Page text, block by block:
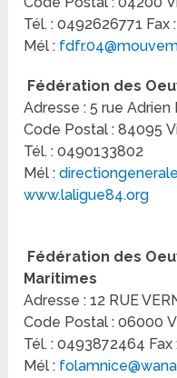
Tél. : 0492626771 Fax
Mél :
Fédération des
Adresse : 5 rue Adrien
Code Postal : 84095
Tél. : 0490133802
Mél :
www.laligue84.org
Fédération des
Maritimes
Adresse : 12 RUE
Code Postal : 06000
Tél. : 0493872464
Mél :